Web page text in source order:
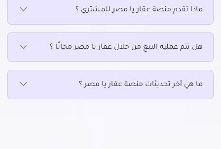
ماذا تقدم منصة عقار يا مصر للمشتري ؟
هل تتم عملية البيع من خلال عقار يا مصر مجانًا ؟
ما هي آخر تحديثات منصة عقار يا مصر ؟